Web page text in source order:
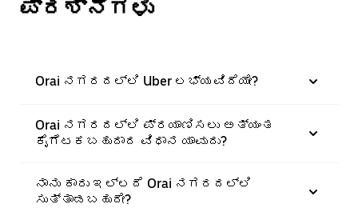
ಪ್ರಶ್ನೆಗಳು
Orai ನಗರದಲ್ಲಿ Uber ಲಭ್ಯವಿದೆಯೇ?
Orai ನಗರದಲ್ಲಿ ಪ್ರಯಾಣಿಸಲು ಅತ್ಯಂತ
ಕೈಗೆಟಕಬಹುದಾದ ವಿಧಾನ ಯಾವುದು?
ನಾನು ಕಾರು ಇಲ್ಲದೆ Orai ನಗರದಲ್ಲಿ
ಸುತ್ತಾಡಬಹುದೇ?